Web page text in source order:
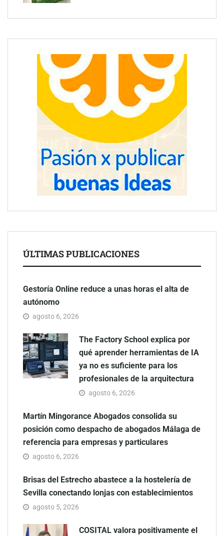
ÚLTIMAS PUBLICACIONES
Gestoría Online reduce a unas horas el alta de
autónomo
agosto 6, 2026
The Factory School explica por
qué aprender herramientas de IA
ya no es suficiente para los
profesionales de la arquitectura
agosto 6, 2026
Martín Mingorance Abogados consolida su
posición como despacho de abogados Málaga de
referencia para empresas y particulares
agosto 6, 2026
Brisas del Estrecho abastece a la hostelería de
Sevilla conectando lonjas con establecimientos
agosto 5, 2026
COSITAL valora positivamente el